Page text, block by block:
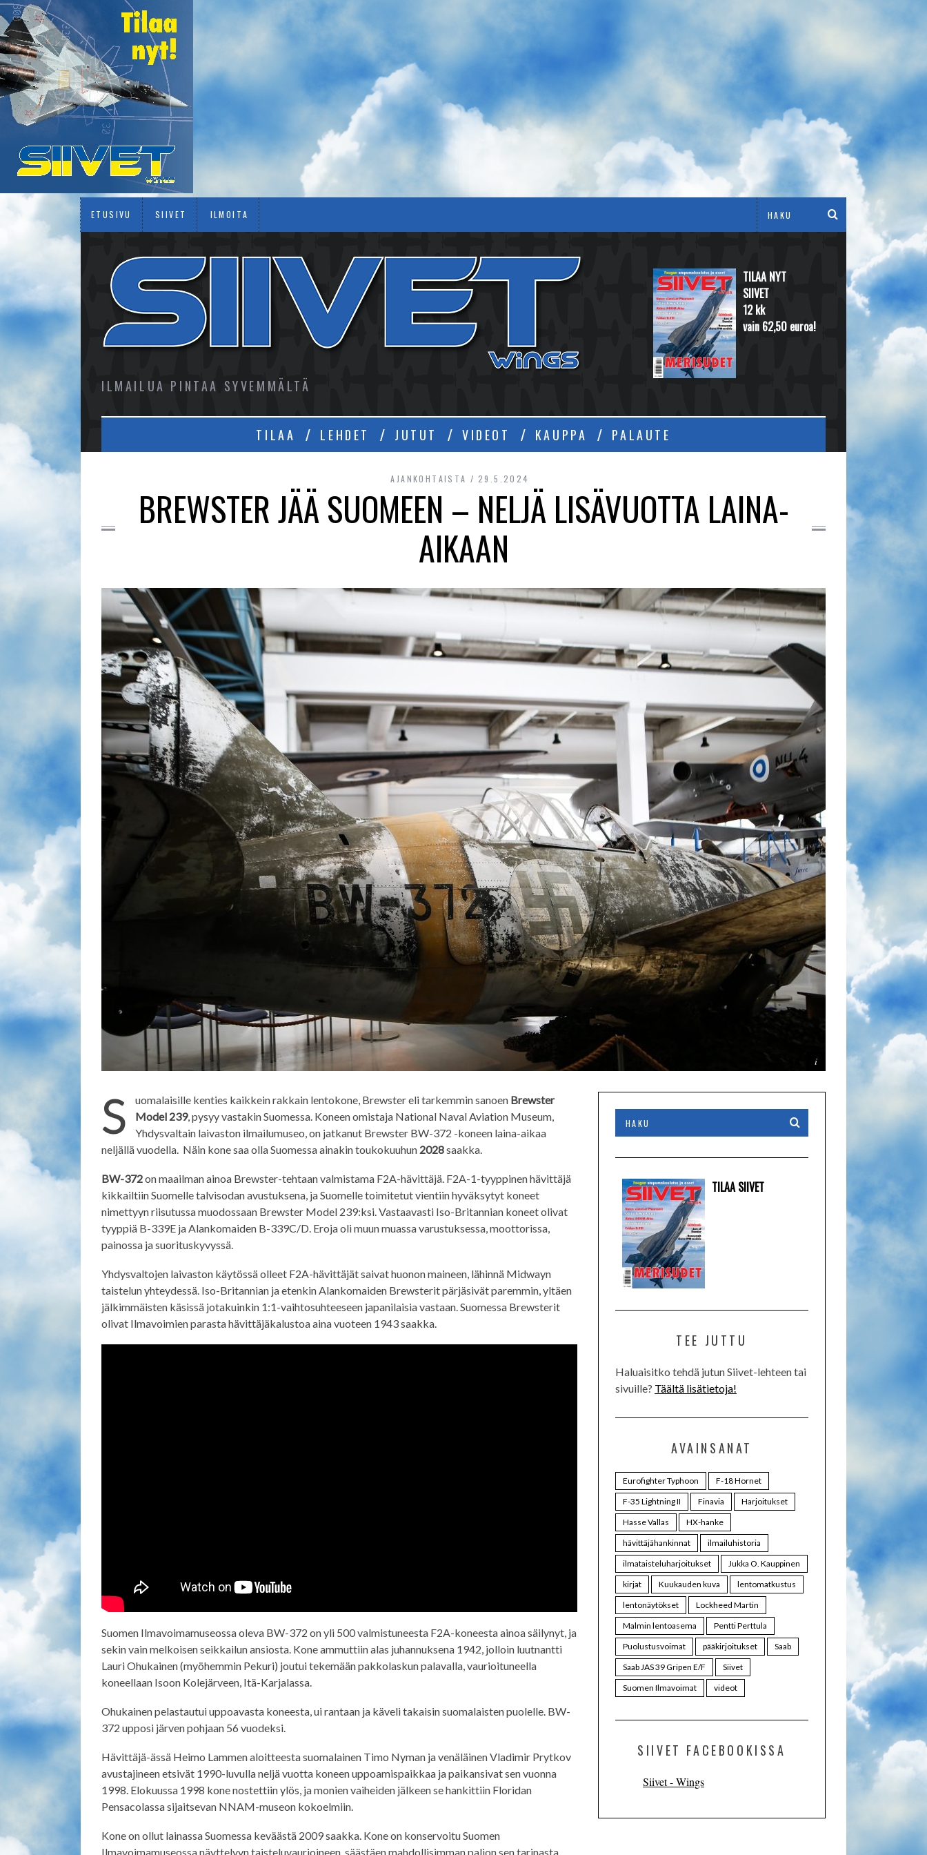
ETUSIVU SIIVET ILMOITA
ILMAILUA PINTAA SYVEMMÄLTÄ
TILAA NYT
SIIVET
12 kk
vain 62,50 euroa!
TILAA LEHDET JUTUT VIDEOT KAUPPA PALAUTE
AJANKOHTAISTA 29.5.2024
BREWSTER JÄÄ SUOMEEN – NELJÄ LISÄVUOTTA LAINA-
AIKAAN
S uomalaisille kenties kaikkein rakkain lentokone, Brewster eli tarkemmin sanoen Brewster
Model 239, pysyy vastakin Suomessa. Koneen omistaja National Naval Aviation Museum,
Yhdysvaltain laivaston ilmailumuseo, on jatkanut Brewster BW-372 -koneen laina-aikaa
neljällä vuodella. Näin kone saa olla Suomessa ainakin toukokuuhun 2028saakka.
BW-372on maailman ainoa Brewster-tehtaan valmistama F2A-hävittäjä. F2A-1-tyyppinen hävittäjä
kikkailtiin Suomelle talvisodan avustuksena, ja Suomelle toimitetut vientiin hyväksytyt koneet
nimettyyn riisutussa muodossaan Brewster Model 239:ksi. Vastaavasti Iso-Britannian koneet olivat
tyyppiä B-339E ja Alankomaiden B-339C/D. Eroja oli muun muassa varustuksessa, moottorissa,
painossa ja suorituskyvyssä.
Yhdysvaltojen laivaston käytössä olleet F2A-hävittäjät saivat huonon maineen, lähinnä Midwayn
taistelun yhteydessä. Iso-Britannian ja etenkin Alankomaiden Brewsterit pärjäsivät paremmin, yltäen
jälkimmäisten käsissä jotakuinkin 1:1-vaihtosuhteeseen japanilaisia vastaan. Suomessa Brewsterit
olivat Ilmavoimien parasta hävittäjäkalustoa aina vuoteen 1943 saakka.
Suomen Ilmavoimamuseossa oleva BW-372 on yli 500 valmistuneesta F2A-koneesta ainoa säilynyt, ja
sekin vain melkoisen seikkailun ansiosta. Kone ammuttiin alas juhannuksena 1942, jolloin luutnantti
Lauri Ohukainen (myöhemmin Pekuri) joutui tekemään pakkolaskun palavalla, vaurioituneella
koneellaan Isoon Kolejärveen, Itä-Karjalassa.
Ohukainen pelastautui uppoavasta koneesta, ui rantaan ja käveli takaisin suomalaisten puolelle. BW-
372 upposi järven pohjaan 56 vuodeksi.
Hävittäjä-ässä Heimo Lammen aloitteesta suomalainen Timo Nyman ja venäläinen Vladimir Prytkov
avustajineen etsivät 1990-luvulla neljä vuotta koneen uppoamispaikkaa ja paikansivat sen vuonna
1998. Elokuussa 1998 kone nostettiin ylös, ja monien vaiheiden jälkeen se hankittiin Floridan
Pensacolassa sijaitsevan NNAM-museon kokoelmiin.
Kone on ollut lainassa Suomessa keväästä 2009 saakka. Kone on konservoitu Suomen
Ilmavoimamuseossa näyttelyyn taisteluvaurioineen, säästäen mahdollisimman paljon sen tarinasta
TILAA SIIVET
TEE JUTTU
Haluaisitko tehdä jutun Siivet-lehteen tai
sivuille? Täältä lisätietoja!
AVAINSANAT
Eurofighter Typhoon
F-18 Hornet
F-35 Lightning II
Finavia
Harjoitukset
Hasse Vallas
HX-hanke
hävittäjähankinnat
ilmailuhistoria
ilmataisteluharjoitukset
Jukka O. Kauppinen
kirjat
Kuukauden kuva
lentomatkustus
lentonäytökset
Lockheed Martin
Malmin lentoasema
Pentti Perttula
Puolustusvoimat
pääkirjoitukset
Saab
Saab JAS 39 Gripen E/F
Siivet
Suomen Ilmavoimat
videot
SIIVET FACEBOOKISSA
Siivet - Wings